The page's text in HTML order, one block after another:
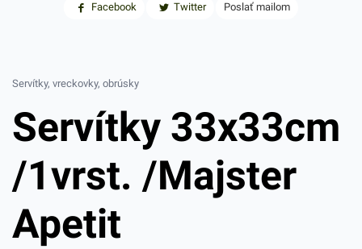
Facebook Twitter Poslať mailom
Servítky, vreckovky, obrúsky
Servítky 33x33cm
/1vrst. /Majster
Apetit